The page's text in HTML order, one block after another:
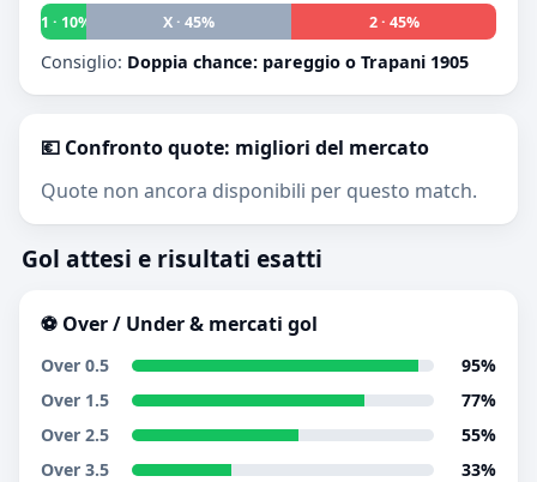
1 · 10%
X · 45% 2 · 45%
Consiglio: Doppia chance: pareggio o Trapani 1905
💶 Confronto quote: migliori del mercato
Quote non ancora disponibili per questo match.
Gol attesi e risultati esatti
⚽ Over / Under & mercati gol
Over 0.5
95%
Over 1.5
77%
Over 2.5
55%
Over 3.5
33%